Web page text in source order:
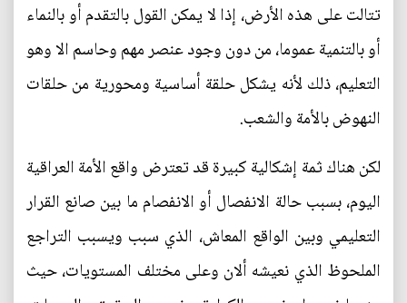
تتالت على هذه الأرض، إذا لا يمكن القول بالتقدم أو بالنماء
أو بالتنمية عموما، من دون وجود عنصر مهم وحاسم الا وهو
التعليم، ذلك لأنه يشكل حلقة أساسية ومحورية من حلقات
النهوض بالأمة والشعب.
لكن هناك ثمة إشكالية كبيرة قد تعترض واقع الأمة العراقية
اليوم، بسبب حالة الانفصال أو الانفصام ما بين صانع القرار
التعليمي وبين الواقع المعاش، الذي سبب ويسبب التراجع
الملحوظ الذي نعيشه ألان وعلى مختلف المستويات، حيث